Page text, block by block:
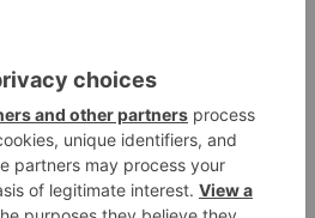
el día de su patrón
La Guardia Civil desmonta la
versión de un repartidor tras